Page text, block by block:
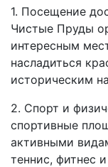
1. Посещение
Чистые Пруды
интересным
насладиться
историческим
2. Спорт и
спортивные
активными
теннис, фитнес